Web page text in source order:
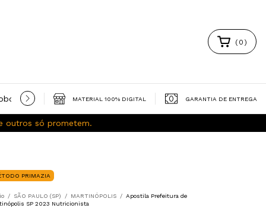
outros só prometem.
( 0 )
gratuitos Política de Privacidade Trocas e
MATERIAL 100% DIGITAL GARANTIA DE ENTREGA
PRIMAZIA
/ SÃO PAULO (SP) / MARTINÓPOLIS / Apostila Prefeitura de
SP 2023 Nutricionista